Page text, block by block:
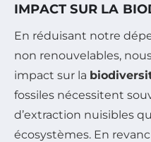
IMPACT SUR LA
En réduisant notre
non renouvelables,
impact sur la
fossiles nécessitent
d’extraction nuisibles
écosystèmes. En